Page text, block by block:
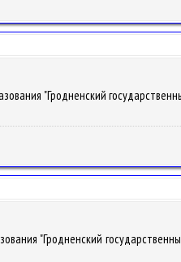
"Гродненский
"Гродненский